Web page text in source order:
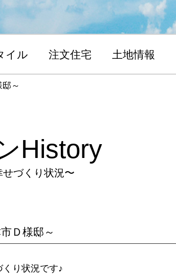
イル 注文住宅 土地情報
～
History
づくり状況〜
Ｄ様邸～
り状況です♪